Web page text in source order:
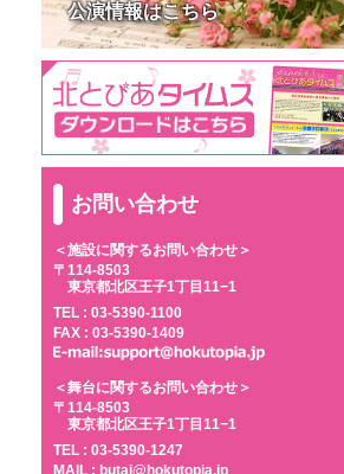
公演情報はこちら
お問い合わせ
＜施設に関するお問い合わせ＞
〒114-8503
東京都北区王子1丁目11−1
TEL : 03-5390-1100
FAX : 03-5390-1409
＜舞台に関するお問い合わせ＞
〒114-8503
東京都北区王子1丁目11−1
TEL : 03-5390-1247
MAIL : butai@hokutopia.jp